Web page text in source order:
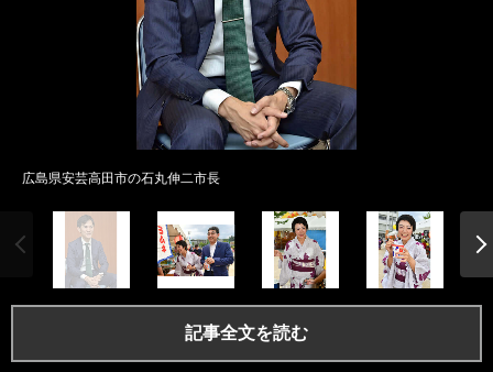
広島県安芸高田市の石丸伸二市長
記事全文を読む